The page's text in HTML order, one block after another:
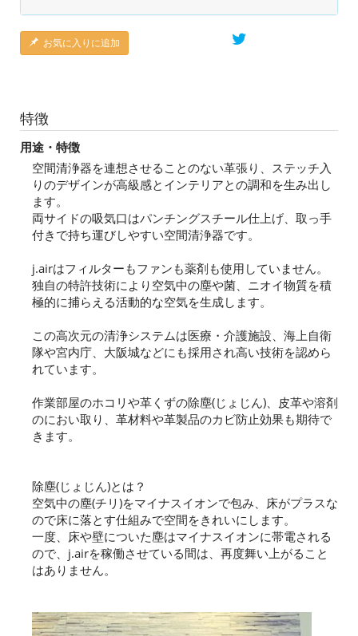
お気に入りに追加
特徴
用途・特徴
空間清浄器を連想させることのない革張り、ステッチ入
りのデザインが高級感とインテリアとの調和を生み出し
ます。
両サイドの吸気口はパンチングスチール仕上げ、取っ手
付きで持ち運びしやすい空間清浄器です。
j.airはフィルターもファンも薬剤も使用していません。
独自の特許技術により空気中の塵や菌、ニオイ物質を積
極的に捕らえる活動的な空気を生成します。
この高次元の清浄システムは医療・介護施設、海上自衛
隊や宮内庁、大阪城などにも採用され高い技術を認めら
れています。
作業部屋のホコリや革くずの除塵(じょじん)、皮革や溶剤
のにおい取り、革材料や革製品のカビ防止効果も期待で
きます。
除塵(じょじん)とは？
空気中の塵(チリ)をマイナスイオンで包み、床がプラスな
ので床に落とす仕組みで空間をきれいにします。
一度、床や壁についた塵はマイナスイオンに帯電される
ので、j.airを稼働させている間は、再度舞い上がること
はありません。